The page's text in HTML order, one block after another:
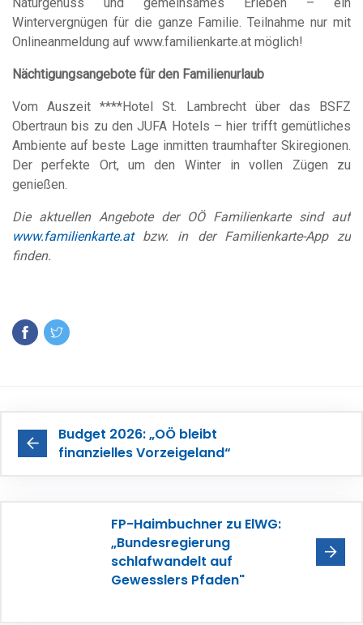
Wintervergnügen für die ganze Familie. Teilnahme nur mit
Onlineanmeldung auf www.familienkarte.at möglich!
Nächtigungsangebote für den Familienurlaub
Vom Auszeit ****Hotel St. Lambrecht über das BSFZ
Obertraun bis zu den JUFA Hotels – hier trifft gemütliches
Ambiente auf beste Lage inmitten traumhafter Skiregionen.
Der perfekte Ort, um den Winter in vollen Zügen zu
genießen.
Die aktuellen Angebote der OÖ Familienkarte sind auf
www.familienkarte.atbzw. in der Familienkarte-App zu
finden.
Budget 2026: „OÖ bleibt
finanzielles Vorzeigeland“
FP-Haimbuchner zu ElWG:
„Bundesregierung
schlafwandelt auf
Gewesslers Pfaden"